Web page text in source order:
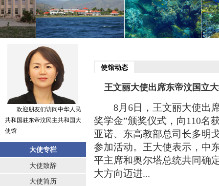
欢迎朋友们访问中华人民
共和国驻东帝汶民主共和国大
使馆
大使专栏
大使致辞
大使简历
使馆动态
王文丽大使出席东帝汶国立
8月6日，王文丽大使出席
奖学金”颁奖仪式，向110名
亚诺、东高教部总司长多明
参加活动。王大使表示，中
平主席和奥尔塔总统共同确
大方向迈进...